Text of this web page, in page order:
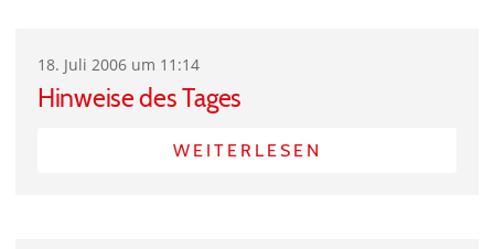
18. Juli 2006 um 11:14
Hinweise des Tages
WEITERLESEN